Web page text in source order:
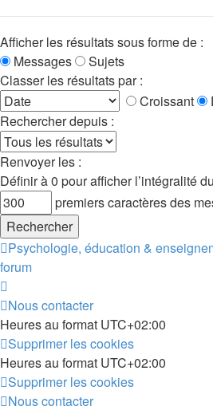
Afficher les résultats sous forme de :
Messages
Sujets
Classer les résultats par :
Croissant
Rechercher depuis :
Renvoyer les :
Définir à 0 pour afficher l’intégralité
premiers caractères des
Psychologie, éducation &
forum
Nous contacter
Heures au format UTC+02:00
Supprimer les cookies
Heures au format UTC+02:00
Supprimer les cookies
Nous contacter